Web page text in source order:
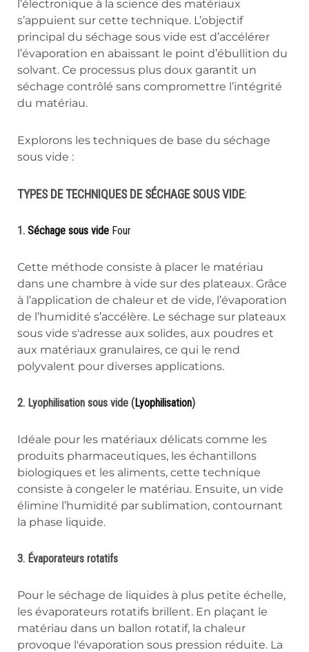
l’électronique à la science des matériaux
s’appuient sur cette technique. L’objectif
principal du séchage sous vide est d’accélérer
l’évaporation en abaissant le point d’ébullition du
solvant. Ce processus plus doux garantit un
séchage contrôlé sans compromettre l’intégrité
du matériau.
Explorons les techniques de base du séchage
sous vide :
TYPES DE TECHNIQUES DE SÉCHAGE SOUS VIDE:
1. Séchage sous vide Four
Cette méthode consiste à placer le matériau
dans une chambre à vide sur des plateaux. Grâce
à l’application de chaleur et de vide, l’évaporation
de l’humidité s’accélère. Le séchage sur plateaux
sous vide s'adresse aux solides, aux poudres et
aux matériaux granulaires, ce qui le rend
polyvalent pour diverses applications.
2. Lyophilisation sous vide (Lyophilisation)
Idéale pour les matériaux délicats comme les
produits pharmaceutiques, les échantillons
biologiques et les aliments, cette technique
consiste à congeler le matériau. Ensuite, un vide
élimine l’humidité par sublimation, contournant
la phase liquide.
3. Évaporateurs rotatifs
Pour le séchage de liquides à plus petite échelle,
les évaporateurs rotatifs brillent. En plaçant le
matériau dans un ballon rotatif, la chaleur
provoque l'évaporation sous pression réduite. La